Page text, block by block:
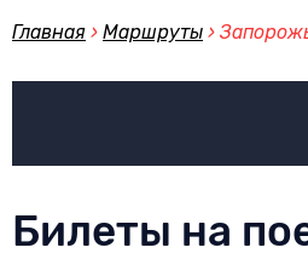
Главная › Маршруты ›
Билеты на